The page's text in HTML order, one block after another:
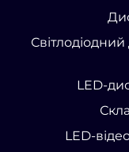
LED-
LED-